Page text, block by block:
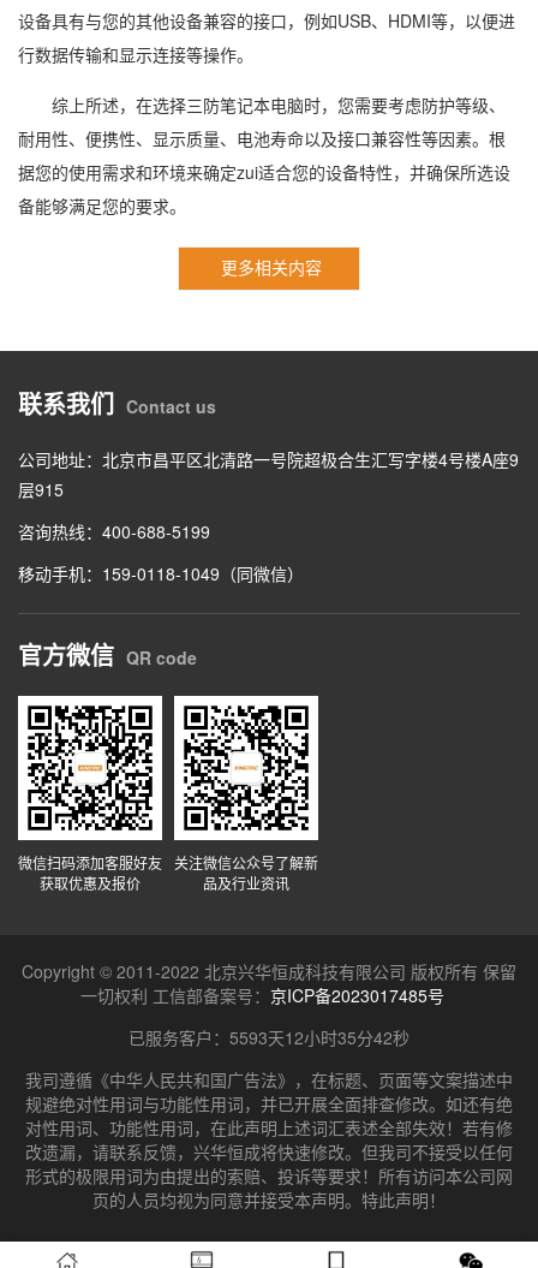
设备具有与您的其他设备兼容的接口，例如USB、HDMI等，以便进
行数据传输和显示连接等操作。
综上所述，在选择三防笔记本电脑时，您需要考虑防护等级、
耐用性、便携性、显示质量、电池寿命以及接口兼容性等因素。根
据您的使用需求和环境来确定zui适合您的设备特性，并确保所选设
备能够满足您的要求。
更多相关内容
联系我们 Contact us
公司地址：北京市昌平区北清路一号院超极合生汇写字楼4号楼A座9
层915
咨询热线：400-688-5199
移动手机：159-0118-1049（同微信）
官方微信 QR code
微信扫码添加客服好友
获取优惠及报价
关注微信公众号了解新
品及行业资讯
Copyright © 2011-2022 北京兴华恒成科技有限公司 版权所有 保留
一切权利 工信部备案号： 京ICP备2023017485号
已服务客户： 5593天12小时35分42秒
我司遵循《中华人民共和国广告法》，在标题、页面等文案描述中
规避绝对性用词与功能性用词，并已开展全面排查修改。如还有绝
对性用词、功能性用词，在此声明上述词汇表述全部失效！若有修
改遗漏，请联系反馈，兴华恒成将快速修改。但我司不接受以任何
形式的极限用词为由提出的索赔、投诉等要求！所有访问本公司网
页的人员均视为同意并接受本声明。特此声明！